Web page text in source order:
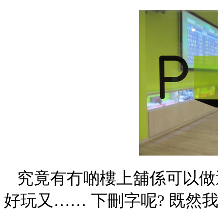
究竟有冇啲樓上舖係可以
好玩又…… 下刪字呢? 既然